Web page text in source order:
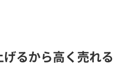
るから高く売れる